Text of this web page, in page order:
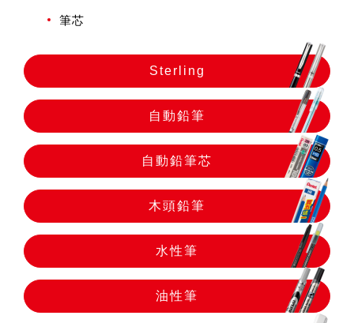
木頭鉛筆
水性筆
油性筆
修正系列
畫材
筆芯
Sterling
自動鉛筆
自動鉛筆芯
木頭鉛筆
水性筆
油性筆